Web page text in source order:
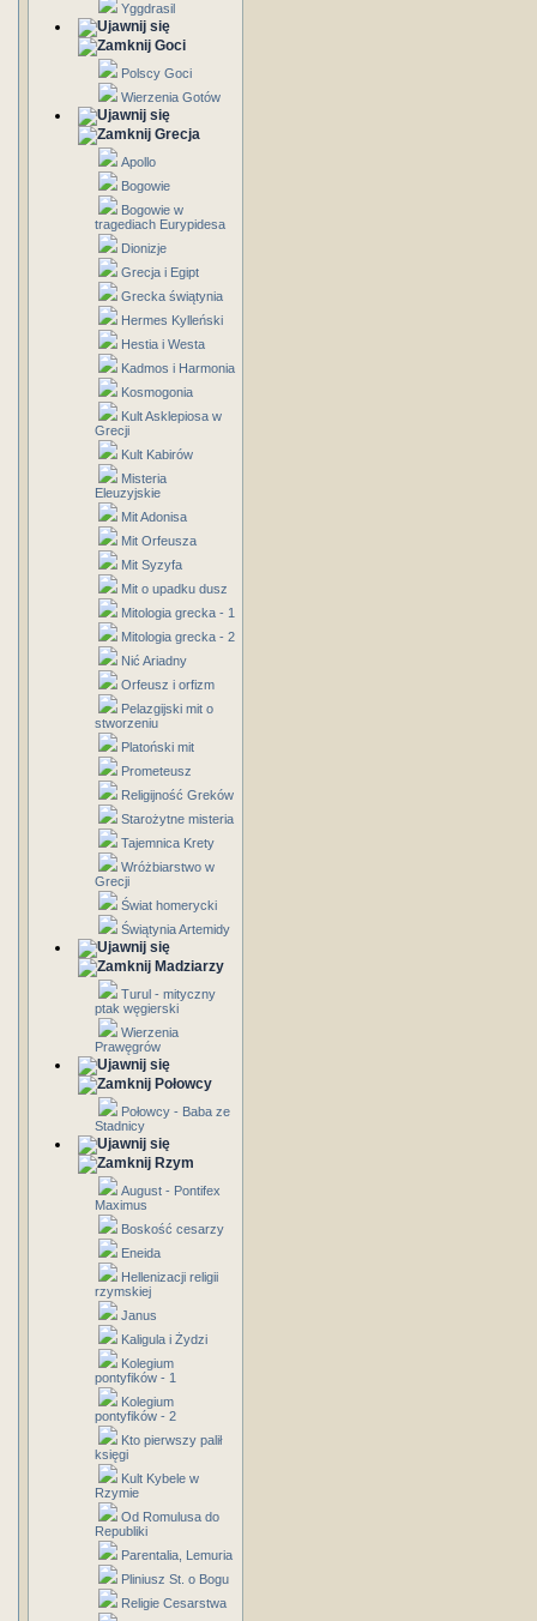
Yggdrasil
Goci
Polscy Goci
Wierzenia Gotów
Grecja
Apollo
Bogowie
Bogowie w
tragediach Eurypidesa
Dionizje
Grecja i Egipt
Grecka świątynia
Hermes Kylleński
Hestia i Westa
Kadmos i Harmonia
Kosmogonia
Kult Asklepiosa w
Grecji
Kult Kabirów
Misteria
Eleuzyjskie
Mit Adonisa
Mit Orfeusza
Mit Syzyfa
Mit o upadku dusz
Mitologia grecka - 1
Mitologia grecka - 2
Nić Ariadny
Orfeusz i orfizm
Pelazgijski mit o
stworzeniu
Platoński mit
Prometeusz
Religijność Greków
Starożytne misteria
Tajemnica Krety
Wróżbiarstwo w
Grecji
Świat homerycki
Świątynia Artemidy
Madziarzy
Turul - mityczny
ptak węgierski
Wierzenia
Prawęgrów
Połowcy
Połowcy - Baba ze
Stadnicy
Rzym
August - Pontifex
Maximus
Boskość cesarzy
Eneida
Hellenizacji religii
rzymskiej
Janus
Kaligula i Żydzi
Kolegium
pontyfików - 1
Kolegium
pontyfików - 2
Kto pierwszy palił
księgi
Kult Kybele w
Rzymie
Od Romulusa do
Republiki
Parentalia, Lemuria
Pliniusz St. o Bogu
Religie Cesarstwa